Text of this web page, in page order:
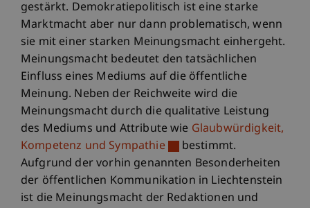
gestärkt. Demokratiepolitisch ist eine starke
Marktmacht aber nur dann problematisch, wenn
sie mit einer starken Meinungsmacht einhergeht.
Meinungsmacht bedeutet den tatsächlichen
Einfluss eines Mediums auf die öffentliche
Meinung. Neben der Reichweite wird die
Meinungsmacht durch die qualitative Leistung
des Mediums und Attribute wie Glaubwürdigkeit,
Kompetenz und Sympathie
bestimmt.
Aufgrund der vorhin genannten Besonderheiten
der öffentlichen Kommunikation in Liechtenstein
ist die Meinungsmacht der Redaktionen und